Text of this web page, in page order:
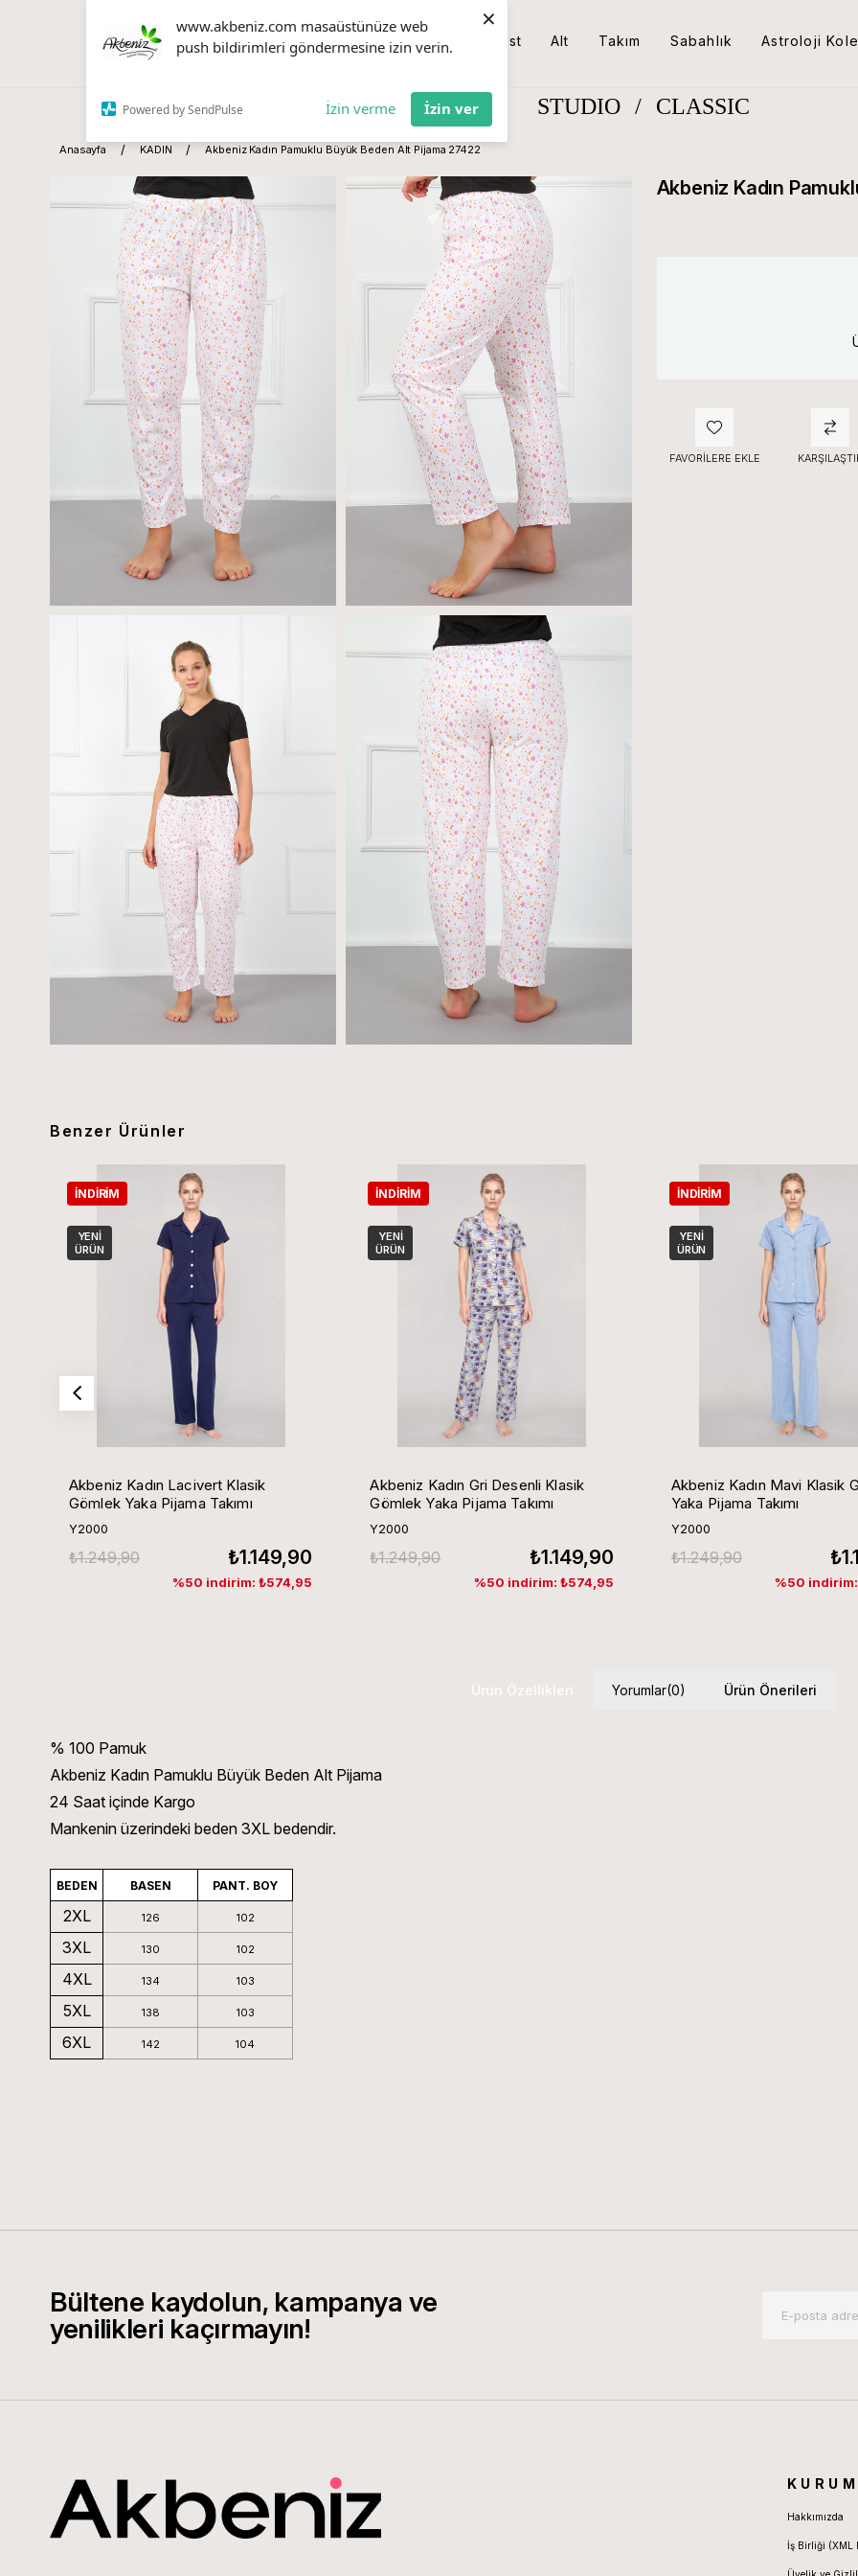
www.akbeniz.com masaüstünüze web
push bildirimleri göndermesine izin verin.
Powered by SendPulse İzin verme İzin ver
×
Üst Alt Takım Sabahlık Astroloji
STUDIO / CLASSIC
Anasayfa KADIN Akbeniz Kadın Pamuklu Büyük Beden Alt Pijama 27422
Akbeniz Kadın
FAVORILERE EKLE
Benzer Ürünler
Akbeniz Kadın Lacivert Klasik
Gömlek Yaka Pijama Takımı
Y2000
₺1.149,90
₺1.249,90
%50 indirim: ₺574,95
İNDIRIM
YENI
ÜRÜN
Akbeniz Kadın Gri Desenli Klasik
Gömlek Yaka Pijama Takımı
Y2000
₺1.149,90
₺1.249,90
%50 indirim: ₺574,95
İNDIRIM
YENI
ÜRÜN
Akbeniz Kadın Mavi Klasik
Yaka Pijama Takımı
Y2000
₺1.249,90
%50
İNDIRIM
YENI
ÜRÜN
Ürün Özellikleri Yorumlar(0) Ürün Önerileri
% 100 Pamuk
Akbeniz Kadın Pamuklu Büyük Beden Alt Pijama
24 Saat içinde Kargo
Mankenin üzerindeki beden 3XL bedendir.
BEDEN BASEN PANT. BOY
2XL 126 102
3XL 130 102
4XL 134 103
5XL 138 103
6XL 142 104
Bültene kaydolun, kampanya ve
yenilikleri kaçırmayın!
Hakkımızda
İş Birliği (XML